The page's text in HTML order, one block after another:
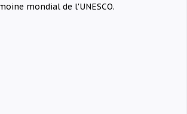
mondial de l'UNESCO.